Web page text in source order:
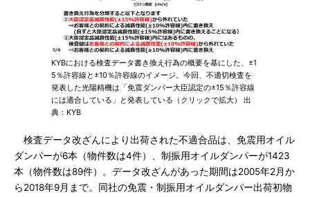
KYBにおける検査データ書き換え行為の概要を基にした、±1
5％許容線と±10％許容線のイメージ。今回、不適切検査を
発表した光陽精機は「免震ダンパー大臣認定の±15％許容線
には適合している」と発表している（クリックで拡大） 出
典：KYB
検査データ改ざんにより出荷された不適合品は、免震用オイル
ダンパーが6本（物件数は4件）、制振用オイルダンパーが1423
本（物件数は89件）。データ改ざんがあった期間は2005年2月か
ら2018年9月まで。同社の免震・制振用オイルダンパー出荷初物